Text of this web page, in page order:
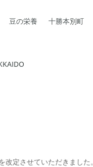
豆の栄養 十勝本別町
定させていただきまし